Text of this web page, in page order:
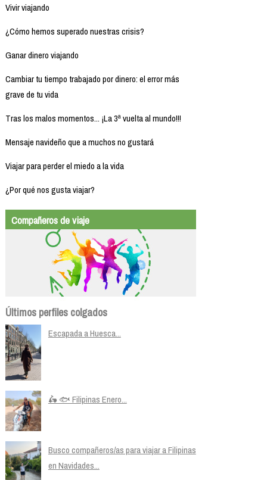
Vivir viajando
¿Cómo hemos superado nuestras crisis?
Ganar dinero viajando
Cambiar tu tiempo trabajado por dinero: el error más
grave de tu vida
Tras los malos momentos... ¡La 3ª vuelta al mundo!!!
Mensaje navideño que a muchos no gustará
Viajar para perder el miedo a la vida
¿Por qué nos gusta viajar?
Compañeros de viaje
Últimos perfiles colgados
Escapada a Huesca...
🛵 🐟 Filipinas Enero...
Busco compañeros/as para viajar a Filipinas
en Navidades...